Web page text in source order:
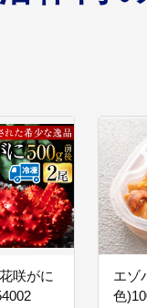
いても、市民が安心して
イン構想推進プロ
コンパクトな市街地の
など、根室市の地域課題
の促進を図るため
世論の更なる喚起高揚
運動に関する事業」を掲
咲がに
エゾ
色